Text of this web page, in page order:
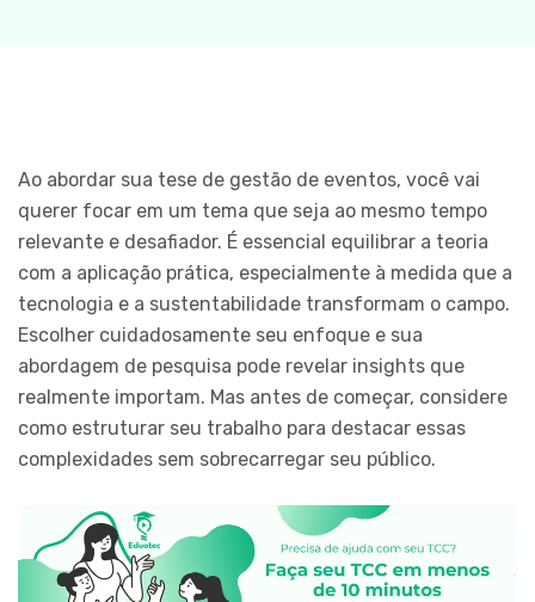
Ao abordar sua tese de gestão de eventos, você vai
querer focar em um tema que seja ao mesmo tempo
relevante e desafiador. É essencial equilibrar a teoria
com a aplicação prática, especialmente à medida que a
tecnologia e a sustentabilidade transformam o campo.
Escolher cuidadosamente seu enfoque e sua
abordagem de pesquisa pode revelar insights que
realmente importam. Mas antes de começar, considere
como estruturar seu trabalho para destacar essas
complexidades sem sobrecarregar seu público.